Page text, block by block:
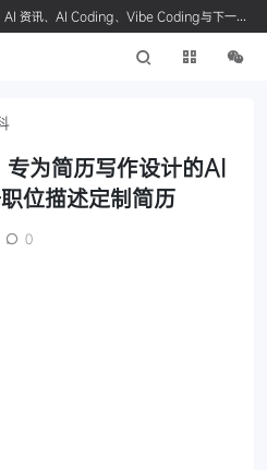
AI 资讯、AI Coding、Vibe Coding与下一代
为简历写作设计的AI
位描述定制简历
0